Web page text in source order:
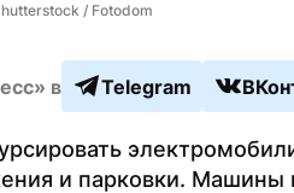
/ Fotodom
в Telegram
и парковки. Машины